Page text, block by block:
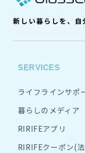
新しい暮らしを、自
SERVICES
ライフラインサポ
暮らしのメディア
RIRIFEアプリ
RIRIFEクーポン(